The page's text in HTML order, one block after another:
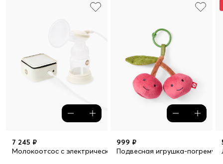
7 245 ₽
Молокоотсос с электрическим приводом и функцией
999 ₽
Подвесная игрушка-